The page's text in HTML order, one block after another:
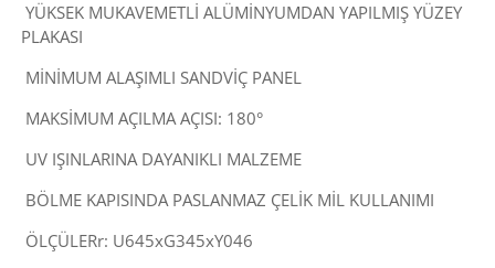
YÜKSEK MUKAVEMETLİ ALÜMİNYUMDAN YAPILMIŞ YÜZEY
PLAKASI
MİNİMUM ALAŞIMLI SANDVİÇ PANEL
MAKSİMUM AÇILMA AÇISI: 180°
UV IŞINLARINA DAYANIKLI MALZEME
BÖLME KAPISINDA PASLANMAZ ÇELİK MİL KULLANIMI
ÖLÇÜLERr: U645xG345xY046